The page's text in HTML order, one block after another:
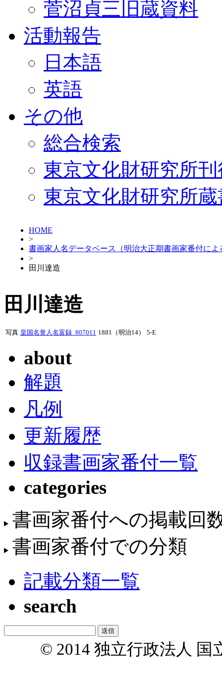
菅沼貞三旧蔵資料
活動報告
日本語
英語
その他
総合検索
東京文化財研究所
東京文化財研究所
HOME
>
書画家人名データベース（明治大正期書画家番付によ
>
田川達造
田川達造
写真 皇国名誉人名富録_807011 1881（明治14） 5-E
about
解題
凡例
更新履歴
収録書画家番付一覧
categories
書画家番付への掲載回
書画家番付での分類
記載分類一覧
search
© 2014 独立行政法人 国